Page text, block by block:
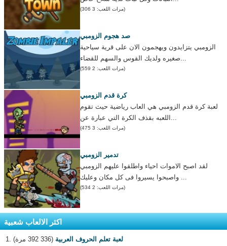
(مرات اللعب: 3 306)
صد هجوم الزومبي
الزومبي يتزايدون ويهجمون الان على قرية سياحية
صغيره ولديك القوس والسهم للقضاء...
(مرات اللعب: 2 559)
كرة قدم الزومبي
لعبة كرة قدم الزومبي هي العاب رياضية حيث تقوم
اللعبه بقذف الكرة التي عبارة عن...
(مرات اللعب: 3 475)
تدمير الزومبي
لقد اصبح الاموات احياء واطلقوا عليهم الزومبي
واصبحوا يسيروا فى كل مكان وعليك ...
(مرات اللعب: 2 534)
اكثر الالعاب شعبية
لعبة تعلم الحروف العربية (336 392 مرة)